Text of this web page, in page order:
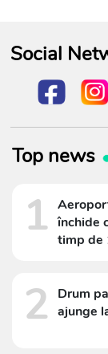
Social
Top news
1 închide
timp de
2
Drum
ajunge